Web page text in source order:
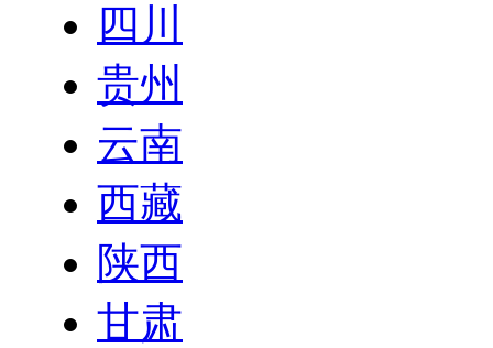
四川
贵州
云南
西藏
陕西
甘肃